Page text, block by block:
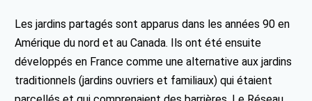
Les jardins partagés sont apparus dans les années 90 en
Amérique du nord et au Canada. Ils ont été ensuite
développés en France comme une alternative aux jardins
traditionnels (jardins ouvriers et familiaux) qui étaient